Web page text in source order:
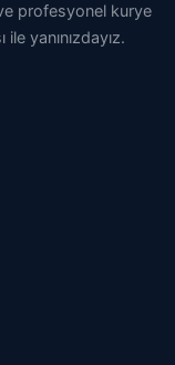
profesyonel kurye
yanınızdayız.